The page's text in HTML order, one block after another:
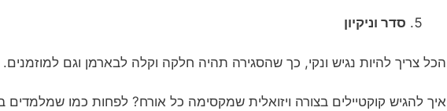
סדר וניקיון
הכל צריך להיות נגיש ונקי, כך שהסגירה תהיה חלקה וקלה לבארמן וגם למוזמנים.
איך להגיש קוקטיילים בצורה ויזואלית שמקסימה כל אורח? לפחות כמו